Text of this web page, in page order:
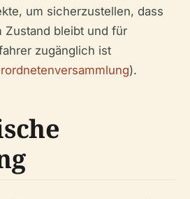
um sicherzustellen, dass
Zustand bleibt und für
zugänglich ist
).